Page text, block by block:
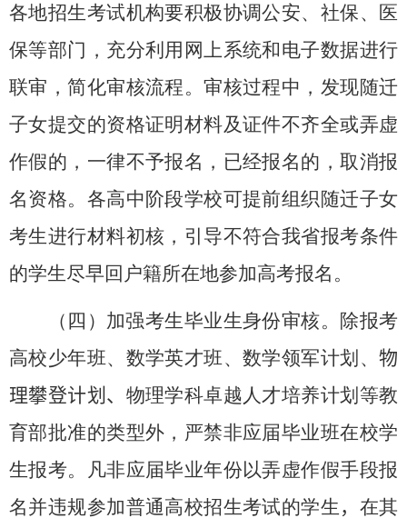
各地招生考试机构要积极协调公安、社保、医
保等部门，充分利用网上系统和电子数据进行
联审，简化审核流程。审核过程中，发现随迁
子女提交的资格证明材料及证件不齐全或弄虚
作假的，一律不予报名，已经报名的，取消报
名资格。各高中阶段学校可提前组织随迁子女
考生进行材料初核， 引导不符合我省报考条件
的学生尽早回户籍所在地参加高考报名。
（四）加强考生毕业生身份审核。 除报考
高校少年班、数学英才班、数学领军计划 、物
理攀登计划、 物理学科卓越人才培养计划 等教
育部批准的类型外，严禁非应届毕业班在校学
生报考。
凡非应届毕业年份以弄虚作假手段报
名并违规参加普通高校招生考试的学生 ， 在其